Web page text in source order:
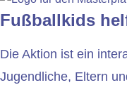
Fußballkids
Die Aktion ist ein
Jugendliche, Eltern